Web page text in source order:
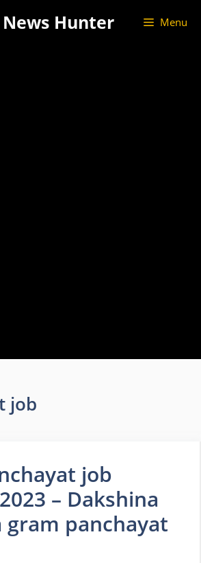
Hunter Menu
job
job
– Dakshina
gram panchayat